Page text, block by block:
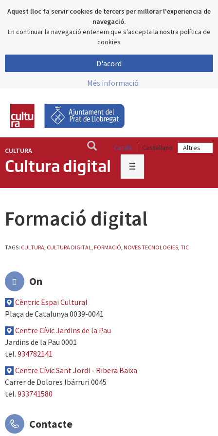
Aquest lloc fa servir cookies de tercers per millorar l'experiencia de
navegació.
En continuar la navegació entenem que s'accepta la nostra política de
cookies
D'acord
Més informació
Català Castellano
CULTURA
Cultura digital
Formació digital
TAGS: CULTURA, CULTURA DIGITAL, FORMACIÓ, NOVES TECNOLOGIES, TIC
On
Cèntric Espai Cultural
Plaça de Catalunya 0039-0041
Centre Cívic Jardins de la Pau
Jardins de la Pau 0001
tel. 934782141
Centre Cívic Sant Jordi - Ribera Baixa
Carrer de Dolores Ibárruri 0045
tel. 933741580
Contacte